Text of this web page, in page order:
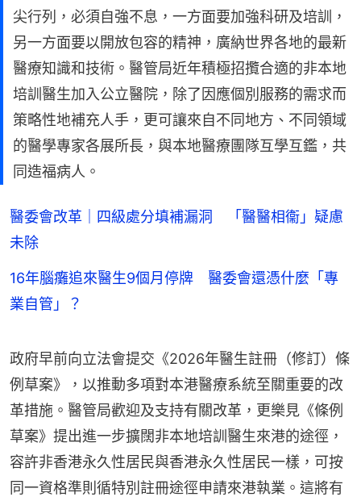
尖行列，必須自強不息，一方面要加強科研及培訓，
另一方面要以開放包容的精神，廣納世界各地的最新
醫療知識和技術。醫管局近年積極招攬合適的非本地
培訓醫生加入公立醫院，除了因應個別服務的需求而
策略性地補充人手，更可讓來自不同地方、不同領域
的醫學專家各展所長，與本地醫療團隊互學互鑑，共
同造福病人。
醫委會改革｜四級處分填補漏洞 「醫醫相衞」疑慮
未除
16年腦癱追來醫生9個月停牌 醫委會還憑什麼「專
業自管」？
政府早前向立法會提交《2026年醫生註冊（修訂）條
例草案》，以推動多項對本港醫療系統至關重要的改
革措施。醫管局歡迎及支持有關改革，更樂見《條例
草案》提出進一步擴闊非本地培訓醫生來港的途徑，
容許非香港永久性居民與香港永久性居民一樣，可按
同一資格準則循特別註冊途徑申請來港執業。這將有